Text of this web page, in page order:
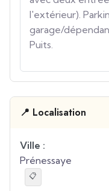
l'extérieur).
garage/
Puits.
📍 Localisation
Ville :
Prénessaye
📋